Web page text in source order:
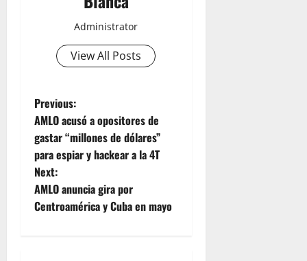
Administrator
View All Posts
P
o
s
t
Previous:
AMLO acusó a opositores de
gastar “millones de dólares”
para espiar y hackear a la 4T
Next:
AMLO anuncia gira por
Centroamérica y Cuba en mayo